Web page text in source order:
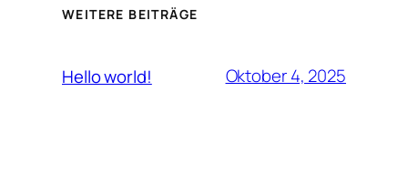
WEITERE BEITRÄGE
Hello world! Oktober 4, 2025